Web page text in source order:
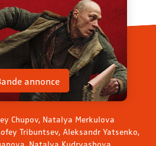
annonce
Chupov, Natalya Merkulova
Tribuntsev, Aleksandr Yatsenko,
Natalya Kudryashova